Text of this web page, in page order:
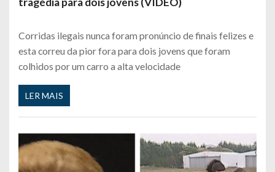
Corridas ilegais nunca foram pronúncio de finais felizes e
esta correu da pior fora para dois jovens que foram
colhidos por um carro a alta velocidade
LER MAIS